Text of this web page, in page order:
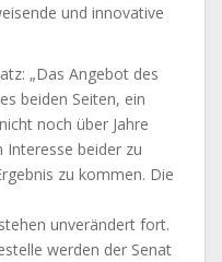
und innovative
„Das Angebot des
beiden Seiten, ein
noch über Jahre
Interesse beider zu
zu kommen. Die
unverändert fort.
werden der Senat